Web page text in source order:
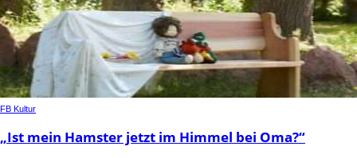
FB Kultur
„Ist mein Hamster jetzt im Himmel bei Oma?“